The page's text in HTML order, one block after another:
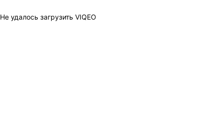
Не удалось загрузить VIQEO